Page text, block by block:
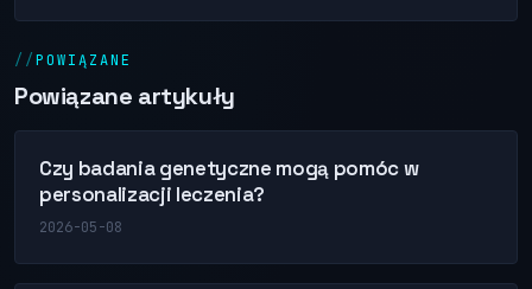
POWIĄZANE
Powiązane artykuły
Czy badania genetyczne mogą pomóc w
personalizacji leczenia?
2026-05-08